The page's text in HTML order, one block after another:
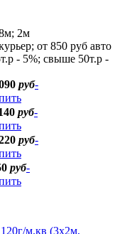
2м
от 850 руб авто
- 5%; свыше 50т.р -
руб-
руб-
руб-
руб-